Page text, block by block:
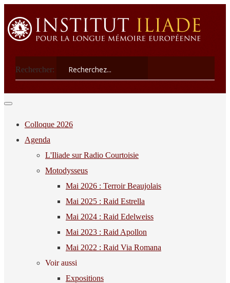
Rechercher:
Colloque 2026
Agenda
L'Iliade sur Radio Courtoisie
Motodysseus
Mai 2026 : Terroir Beaujolais
Mai 2025 : Raid Estrella
Mai 2024 : Raid Edelweiss
Mai 2023 : Raid Apollon
Mai 2022 : Raid Via Romana
Voir aussi
Expositions